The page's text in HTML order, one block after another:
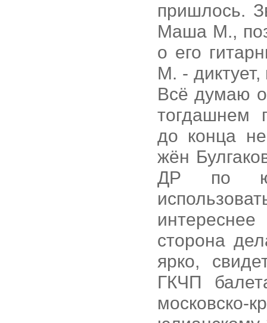
пришлось.
Маша М.,
о его
М. -
Всё думаю
тогдашнем
до конца не
жён
ДР по
сторона
ярко,
ГКЧП
московско-